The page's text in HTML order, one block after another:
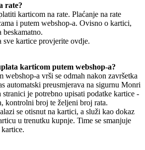
rate?
karticom na rate. Plaćanje na rate
i putem webshop-a. Ovisno o kartici,
beskamatno.
sve kartice provjerite ovdje.
karticom putem webshop-a?
webshop-a vrši se odmah nakon završetka
automatski preusmjerava na sigurnu Monri
stranici je potrebno upisati podatke kartice -
kontrolni broj te željeni broj rata.
se otisnut na kartici, a služi kao dokaz
u trenutku kupnje. Time se smanjuje